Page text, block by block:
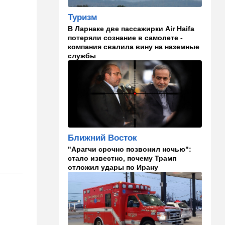
производителя дронов для
Украины
11:45 Израиль
Террорист "Нухбы",
участвовавший в резне 7
октября, работал в Газе
водителем грузовика
гумпомощи
В мире
К программе "спасем
Россию" от топливного
кризиса присоединилась
еще одна страна
Израиль
В Эйлатский залив приплыл
необычный гость. ВИДЕО
10:36 Израиль
Три пожара за минуты в
Туризм
В Ларнаке две пассажирки Air Haifa
потеряли сознание в самолете -
компания свалила вину на наземные
службы
Ближний Восток
"Арагчи срочно позвонил ночью":
стало известно, почему Трамп
отложил удары по Ирану